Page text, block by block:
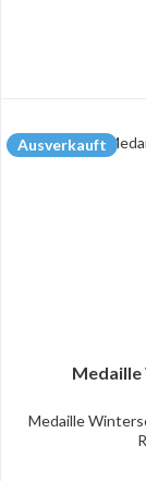
Ausverkauft
Medaille
Medaille